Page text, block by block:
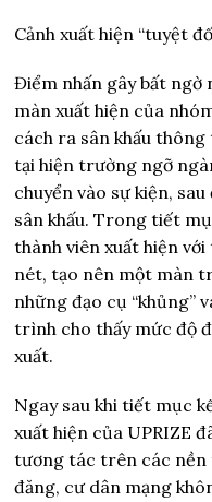
Cảnh xuất hiện “tuyệt
Điểm nhấn gây bất
màn xuất hiện của
cách ra sân khấu
tại hiện trường ngỡ
chuyển vào sự kiện,
sân khấu. Trong tiết
thành viên xuất hiện
nét, tạo nên một màn
những đạo cụ “khủng”
trình cho thấy mức độ
xuất.
Ngay sau khi tiết mục
xuất hiện của UPRIZE
tương tác trên các nền
đăng, cư dân mạng